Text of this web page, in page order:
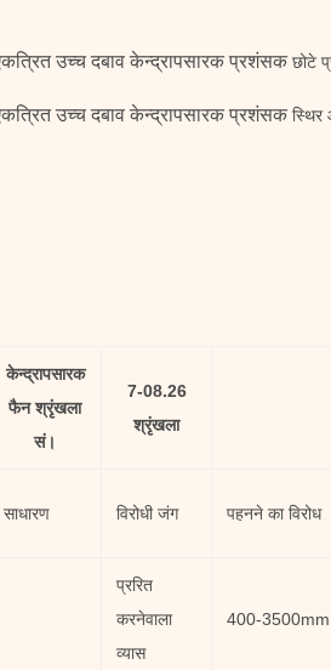
उच्च दबाव केन्द्रापसारक प्रशंसक छोटे
उच्च दबाव केन्द्रापसारक प्रशंसक स्थिर
केन्द्रापसारक
फैन श्रृंखला
सं।
7-08.26
श्रृंखला
साधारण विरोधी जंग पहनने का विरोध
प्ररित
करनेवाला
व्यास
400-3500mm